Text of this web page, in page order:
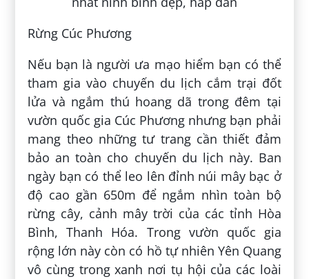
Rừng Cúc Phương
Nếu bạn là người ưa mạo hiểm bạn có thể
tham gia vào chuyến du lịch cắm trại đốt
lửa và ngắm thú hoang dã trong đêm tại
vườn quốc gia Cúc Phương nhưng bạn phải
mang theo những tư trang cần thiết đảm
bảo an toàn cho chuyến du lịch này. Ban
ngày bạn có thể leo lên đỉnh núi mây bạc ở
độ cao gần 650m để ngắm nhìn toàn bộ
rừng cây, cảnh mây trời của các tỉnh Hòa
Bình, Thanh Hóa. Trong vườn quốc gia
rộng lớn này còn có hồ tự nhiên Yên Quang
vô cùng trong xanh nơi tụ hội của các loài